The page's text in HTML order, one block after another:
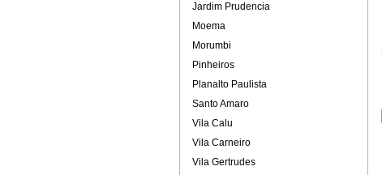
Jardim Prudencia
Moema
Morumbi
Pinheiros
Planalto Paulista
Santo Amaro
Vila Calu
Vila Carneiro
Vila Gertrudes